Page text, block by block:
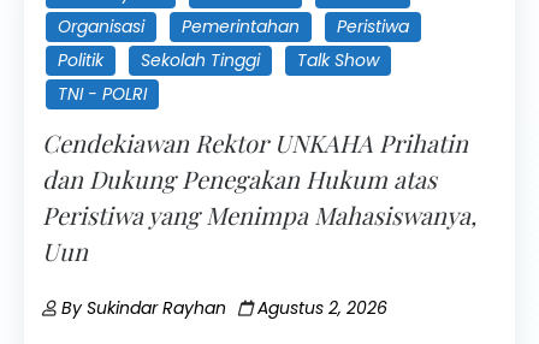
Organisasi
Pemerintahan
Peristiwa
Politik
Sekolah Tinggi
Talk Show
TNI - POLRI
Cendekiawan Rektor UNKAHA Prihatin
dan Dukung Penegakan Hukum atas
Peristiwa yang Menimpa Mahasiswanya,
Uun
BySukindar Rayhan Agustus 2, 2026